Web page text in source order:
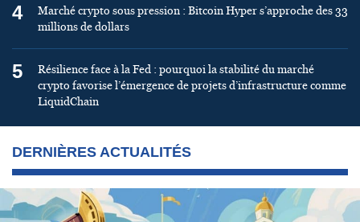
4
Marché crypto sous pression : Bitcoin Hyper s’approche des 33
millions de dollars
5
Résilience face à la Fed : pourquoi la stabilité du marché
crypto favorise l’émergence de projets d’infrastructure comme
LiquidChain
DERNIÈRES ACTUALITÉS